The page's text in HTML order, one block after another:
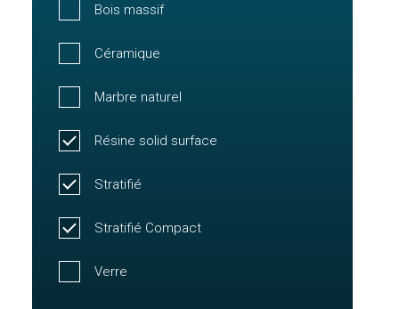
Bois massif
Céramique
Marbre naturel
Résine solid surface
Stratifié
Stratifié Compact
Verre